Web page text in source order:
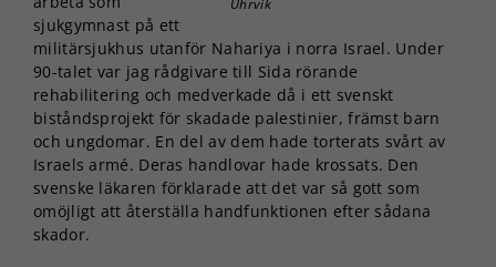
Uhrvik
sjukgymnast på ett
militärsjukhus utanför Nahariya i norra Israel. Under
90-talet var jag rådgivare till Sida rörande
rehabilitering och medverkade då i ett svenskt
biståndsprojekt för skadade palestinier, främst barn
och ungdomar. En del av dem hade torterats svårt av
Israels armé. Deras handlovar hade krossats. Den
svenske läkaren förklarade att det var så gott som
omöjligt att återställa handfunktionen efter sådana
skador.